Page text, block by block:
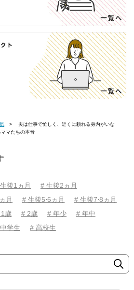
マたちの本音
後1ヵ月
# 生後2ヵ月
月 # 生後5⋅6ヵ月
# 生後7⋅8ヵ月
歳 # 2歳 # 年少
# 年中
学生 # 高校生